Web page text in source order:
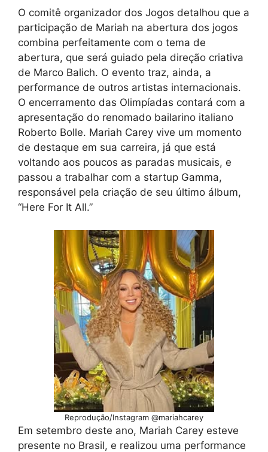
O comitê organizador dos Jogos detalhou que a
participação de Mariah na abertura dos jogos
combina perfeitamente com o tema de
abertura, que será guiado pela direção criativa
de Marco Balich. O evento traz, ainda, a
performance de outros artistas internacionais.
O encerramento das Olimpíadas contará com a
apresentação do renomado bailarino italiano
Roberto Bolle. Mariah Carey vive um momento
de destaque em sua carreira, já que está
voltando aos poucos as paradas musicais, e
passou a trabalhar com a startup Gamma,
responsável pela criação de seu último álbum,
“Here For It All.”
Reprodução/Instagram @mariahcarey
Em setembro deste ano, Mariah Carey esteve
presente no Brasil, e realizou uma performance